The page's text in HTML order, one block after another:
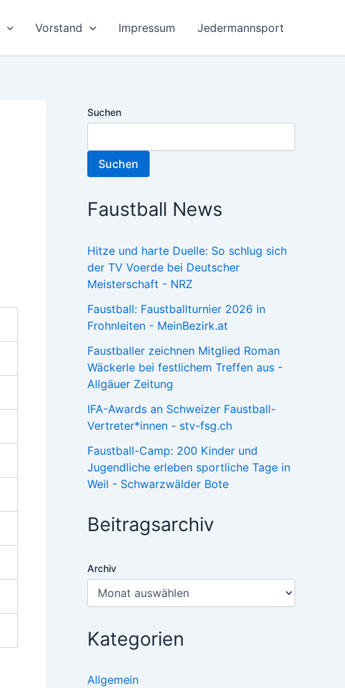
Vorstand Impressum Jedermannsport
Suchen
Suchen
Faustball News
Hitze und harte Duelle: So schlug sich
der TV Voerde bei Deutscher
Meisterschaft - NRZ
Faustball: Faustballturnier 2026 in
Frohnleiten - MeinBezirk.at
Faustballer zeichnen Mitglied Roman
Wäckerle bei festlichem Treffen aus -
Allgäuer Zeitung
IFA-Awards an Schweizer Faustball-
Vertreter*innen - stv-fsg.ch
Faustball-Camp: 200 Kinder und
Jugendliche erleben sportliche Tage in
Weil - Schwarzwälder Bote
Beitragsarchiv
Archiv
Kategorien
Allgemein